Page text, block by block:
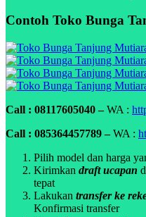
Contoh Toko Bunga
Call : 08117605040 –WA :
Call : 085364457789 –WA :
Pilih model dan harga
Kirimkan draft ucapan
tepat
Lakukan transfer ke
Konfirmasi transfer